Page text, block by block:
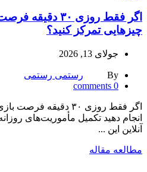
اگر فقط روزی ۳۰
چیزهایی تمرکز کنید؟
جولای 13, 2026
By
رستمی رستمی
0
comments
اگر فقط روزی ۳۰ دقیقه
انجام دهید تکمیل مأموریت‌های
آنلاین این ...
مطالعه مقاله